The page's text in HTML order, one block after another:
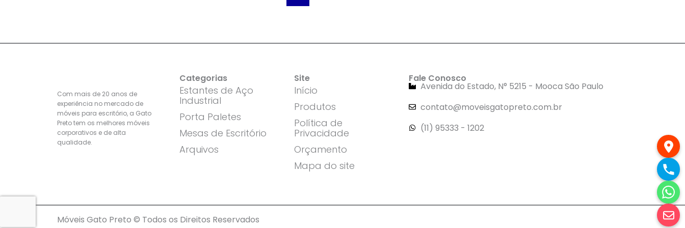
Com mais de 20 anos de
experiência no mercado de
móveis para escritório, a Gato
Preto tem os melhores móveis
corporativos e de alta
qualidade.
Categorias
Estantes de Aço
Industrial
Porta Paletes
Mesas de Escritório
Arquivos
Site
Início
Produtos
Política de
Privacidade
Orçamento
Mapa do site
Fale Conosco
Avenida do Estado, N° 5215 - Mooca São Paulo
contato@moveisgatopreto.com.br
(11) 95333 - 1202
Móveis Gato Preto © Todos os Direitos Reservados